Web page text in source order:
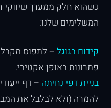
כשהוא חלק ממערך שיווקי
המשלימים שלנו:
קידום בגוגל – לתפוס
פתרונות באופן אקטיבי.
בניית דפי נחיתה
להמרה (ולא לבלבל את